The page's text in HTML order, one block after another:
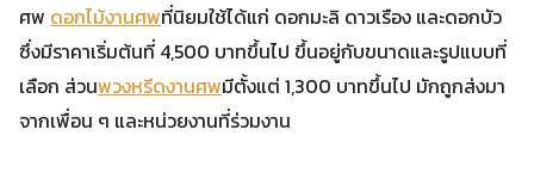
ศพ ดอกไม้งานศพที่นิยมใช้ได้แก่ ดอกมะลิ ดาวเรือง และดอกบัว
ซึ่งมีราคาเริ่มต้นที่ 4,500 บาทขึ้นไป ขึ้นอยู่กับขนาดและรูปแบบที่
เลือก ส่วนพวงหรีดงานศพมีตั้งแต่ 1,300 บาทขึ้นไป มักถูกส่งมา
จากเพื่อน ๆ และหน่วยงานที่ร่วมงาน